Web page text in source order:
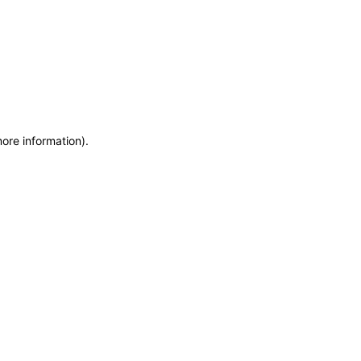
information).